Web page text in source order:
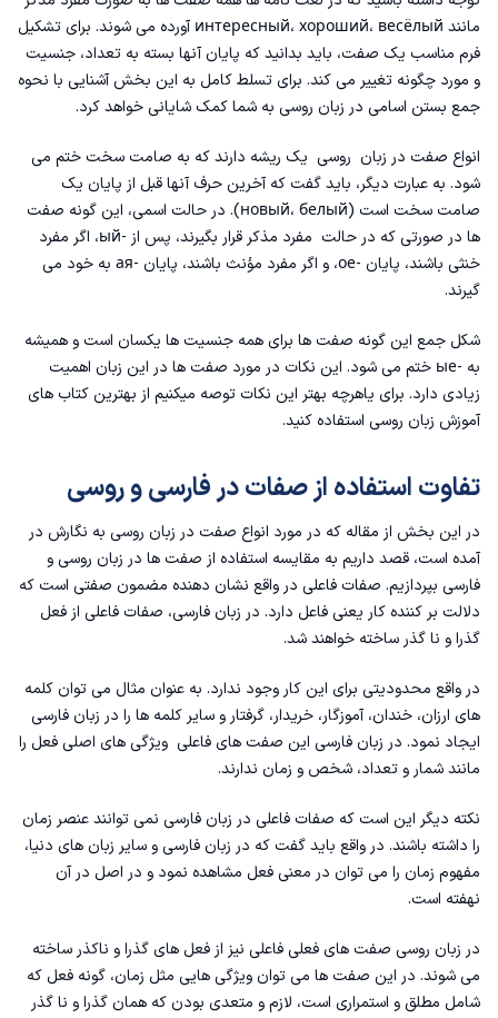
مانند интересный، хороший، весёлый آورده می شوند. برای تشکیل
فرم مناسب یک صفت، باید بدانید که پایان آنها بسته به تعداد، جنسیت
و مورد چگونه تغییر می کند. برای تسلط کامل به این بخش آشنایی با نحوه
جمع بستن اسامی در زبان روسی به شما کمک شایانی خواهد کرد.
انواع صفت در زبان روسی یک ریشه دارند که به صامت سخت ختم می
شود. به عبارت دیگر، باید گفت که آخرین حرف آنها قبل از پایان یک
صامت سخت است (новый، белый). در حالت اسمی، این گونه صفت
ها در صورتی که در حالت مفرد مذکر قرار بگیرند، پس از -ый، اگر مفرد
خنثی باشند، پایان -ое، و اگر مفرد مؤنث باشند، پایان -ая به خود می
گیرند.
شکل جمع این گونه صفت ها برای همه جنسیت ها یکسان است و همیشه
به -ые ختم می شود. این نکات در مورد صفت ها در این زبان اهمیت
زیادی دارد. برای یاهرچه بهتر این نکات توصه میکنیم از بهترین کتاب های
آموزش زبان روسی استفاده کنید.
تفاوت استفاده از صفات در فارسی و روسی
در این بخش از مقاله که در مورد انواع صفت در زبان روسی به نگارش در
آمده است، قصد داریم به مقایسه استفاده از صفت ها در زبان روسی و
فارسی بپردازیم. صفات فاعلی در واقع نشان دهنده مضمون صفتی است که
دلالت بر کننده کار یعنی فاعل دارد. در زبان فارسی، صفات فاعلی از فعل
گذرا و نا گذر ساخته خواهند شد.
در واقع محدودیتی برای این کار وجود ندارد. به عنوان مثال می توان کلمه
های ارزان، خندان، آموزگار، خریدار، گرفتار و سایر کلمه ها را در زبان فارسی
ایجاد نمود. در زبان فارسی این صفت های فاعلی ویژگی های اصلی فعل را
مانند شمار و تعداد، شخص و زمان ندارند.
نکته دیگر این است که صفات فاعلی در زبان فارسی نمی توانند عنصر زمان
را داشته باشند. در واقع باید گفت که در زبان فارسی و سایر زبان های دنیا،
مفهوم زمان را می توان در معنی فعل مشاهده نمود و در اصل در آن
نهفته است.
در زبان روسی صفت های فعلی فاعلی نیز از فعل های گذرا و ناکذر ساخته
می شوند. در این صفت ها می توان ویژگی هایی مثل زمان، گونه فعل که
شامل مطلق و استمراری است، لازم و متعدی بودن که همان گذرا و نا گذر